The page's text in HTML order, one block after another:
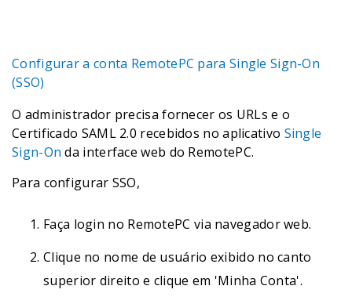
Configurar a conta RemotePC para Single Sign-On
(SSO)
O administrador precisa fornecer os URLs e o
Certificado SAML 2.0 recebidos no aplicativo Single
Sign-On da interface web do RemotePC.
Para configurar SSO,
Faça login no RemotePC via navegador web.
Clique no nome de usuário exibido no canto
superior direito e clique em 'Minha Conta'.